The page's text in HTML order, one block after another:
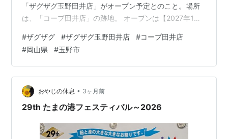
「ザグザグ玉野田井店」がオープン予定とのこと。場所
は、「コープ田井店」の跡地。 オープンは【2027年1月
七番三ほか】となっています。「図面 (PDFファイル／
32.35MB)」の「添付図4 平面図」で分かるように、1階
部分の店舗が四角ではなく、Lの字になっています。新築
なのにとても珍しいお店となりそう。さらに、バックヤ
ードは2階になっていて、1階はほぼすべて店舗という、
これも珍しい点で…
#ザグザグ #ザグザグ玉野田井店 #コープ田井店
#岡山県 #玉野市
おやじの休息 • 3ヶ月前
29th たまの港フェスティバル～2026